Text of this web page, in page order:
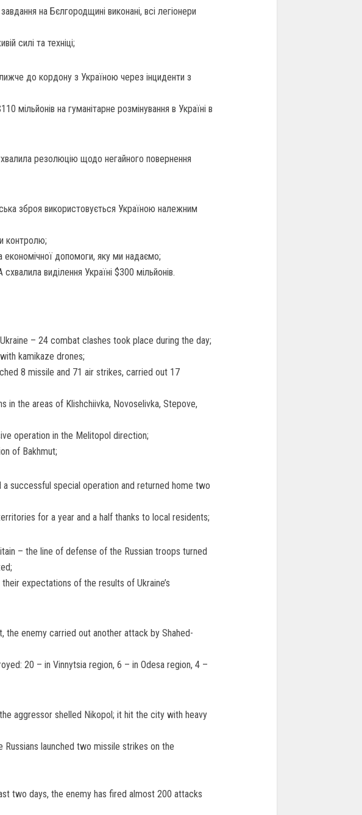
на Бєлгородщині виконані, всі легіонери
силі та техніці;
до кордону з Україною через інциденти з
мільйонів на гуманітарне розмінування в Україні в
резолюцію щодо негайного повернення
зброя використовується Україною належним
контролю;
економічної допомоги, яку ми надаємо;
виділення Україні $300 мільйонів.
– 24 combat clashes took place during the day;
kamikaze drones;
8 missile and 71 air strikes, carried out 17
in the areas of Klishchiivka, Novoselivka, Stepove,
operation in the Melitopol direction;
of Bakhmut;
successful special operation and returned home two
for a year and a half thanks to local residents;
– the line of defense of the Russian troops turned
expectations of the results of Ukraine’s
enemy carried out another attack by Shahed-
20 – in Vinnytsia region, 6 – in Odesa region, 4 –
aggressor shelled Nikopol; it hit the city with heavy
launched two missile strikes on the
two days, the enemy has fired almost 200 attacks